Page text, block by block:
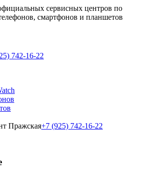
сервисных центров по
смартфонов и планшетов
742-16-22
Пражская+7 (925) 742-16-22